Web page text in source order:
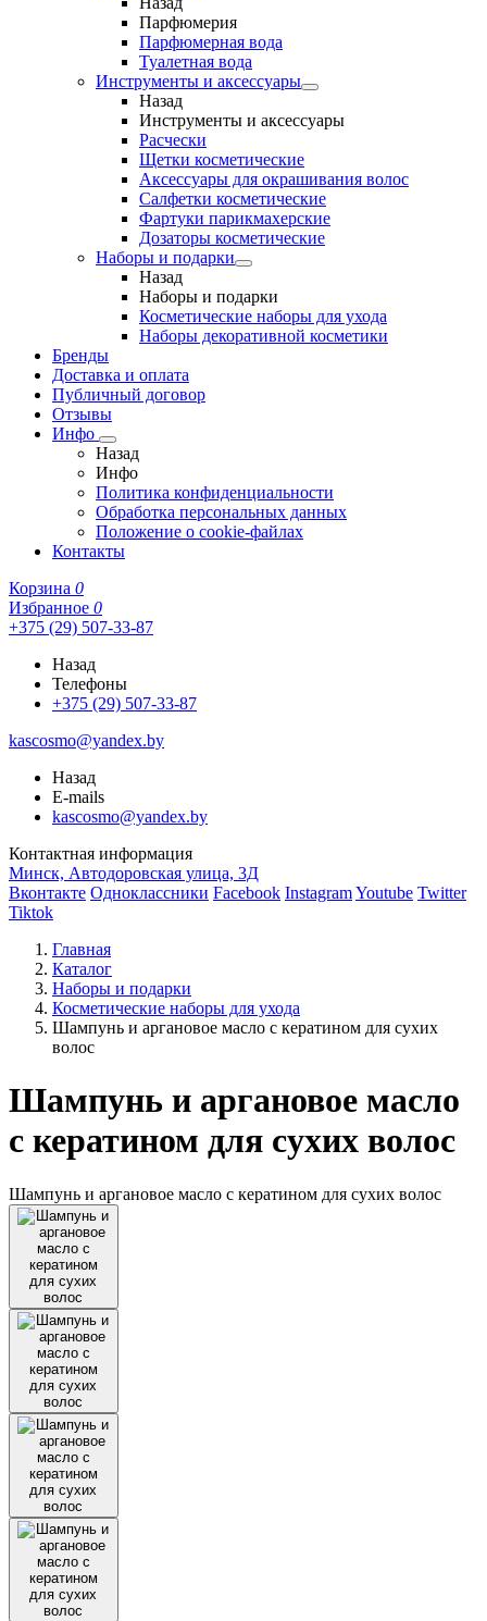
Парфюмерия
Парфюмерная вода
Туалетная вода
Инструменты и аксессуары
Назад
Инструменты и аксессуары
Расчески
Щетки косметические
Аксессуары для окрашивания волос
Салфетки косметические
Фартуки парикмахерские
Дозаторы косметические
Наборы и подарки
Назад
Наборы и подарки
Косметические наборы для ухода
Наборы декоративной косметики
Бренды
Доставка и оплата
Публичный договор
Отзывы
Инфо
Назад
Инфо
Политика конфиденциальности
Обработка персональных данных
Положение о cookie-файлах
Контакты
Корзина 0
Избранное 0
+375 (29) 507-33-87
Назад
Телефоны
+375 (29) 507-33-87
kascosmo@yandex.by
Назад
E-mails
kascosmo@yandex.by
Контактная информация
Минск, Автодоровская улица, 3Д
Вконтакте Одноклассники Facebook InstagramYoutube Twitter
Tiktok
Главная
Каталог
Наборы и подарки
Косметические наборы для ухода
Шампунь и аргановое масло с кератином для сухих
волос
Шампунь и аргановое масло
с кератином для сухих волос
Шампунь и аргановое масло с кератином для сухих волос